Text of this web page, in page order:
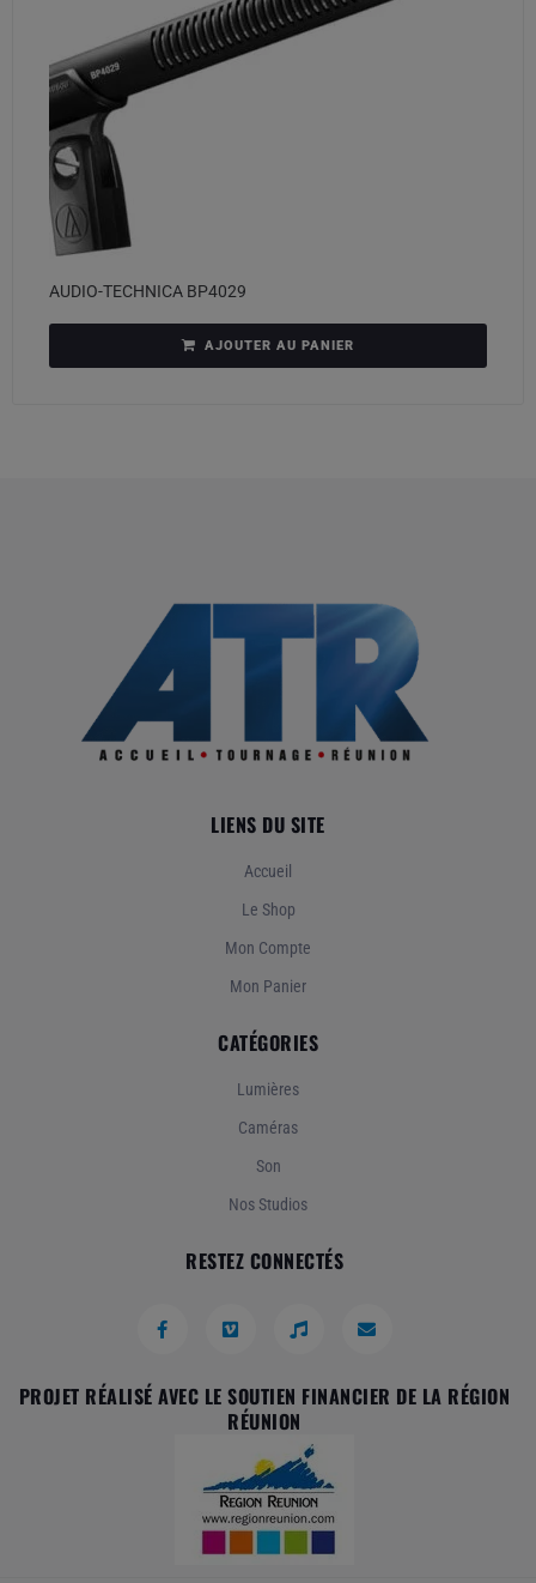
AUDIO-TECHNICA BP4029
AJOUTER AU PANIER
LIENS DU SITE
Accueil
Le Shop
Mon Compte
Mon Panier
CATÉGORIES
Lumières
Caméras
Son
Nos Studios
RESTEZ CONNECTÉS
PROJET RÉALISÉ AVEC LE SOUTIEN FINANCIER DE LA RÉGION
RÉUNION